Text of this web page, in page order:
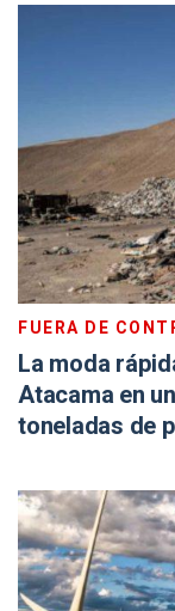
FUERA DE
La moda
Atacama en
toneladas de